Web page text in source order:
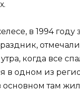
в 1994 году
когда все
в одном из
основном там